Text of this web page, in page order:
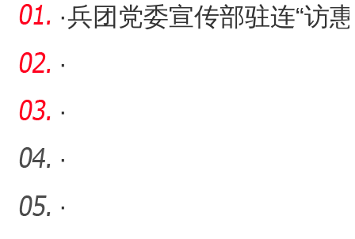
·兵团党委宣传部驻连“访惠
聚”工作队：在青少年心
·
·
·
·